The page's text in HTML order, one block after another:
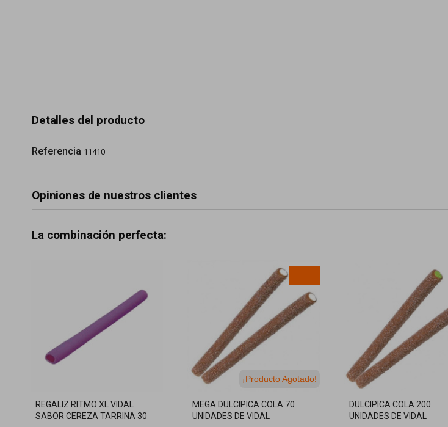
Detalles del producto
Referencia 11410
Opiniones de nuestros clientes
La combinación perfecta:
REGALIZ RITMO XL VIDAL
SABOR CEREZA TARRINA 30
¡Producto Agotado!
MEGA DULCIPICA COLA 70
UNIDADES DE VIDAL
DULCIPICA COLA 200
UNIDADES DE VIDAL